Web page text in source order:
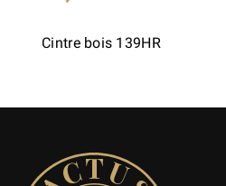
Cintre bois 139HR